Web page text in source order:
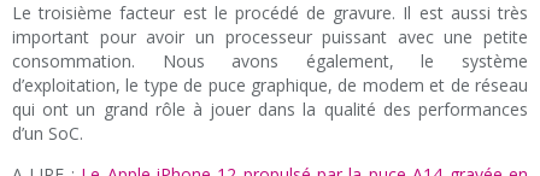
Le troisième facteur est le procédé de gravure. Il est aussi très
important pour avoir un processeur puissant avec une petite
consommation. Nous avons également, le système
d’exploitation, le type de puce graphique, de modem et de réseau
qui ont un grand rôle à jouer dans la qualité des performances
d’un SoC.